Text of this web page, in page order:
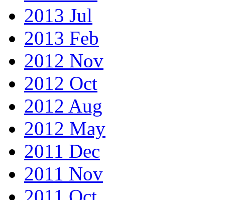
2013 Jul
2013 Feb
2012 Nov
2012 Oct
2012 Aug
2012 May
2011 Dec
2011 Nov